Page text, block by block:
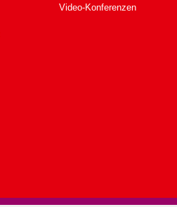
Video-Konferenzen